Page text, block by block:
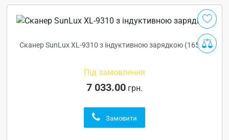
Сканер SunLux XL-9310 з індуктивною зарядкою (16522)
Під замовлення
7 033.00 грн.
Замовити